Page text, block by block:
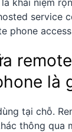
service
phone
là
tại chỗ.
thông qua